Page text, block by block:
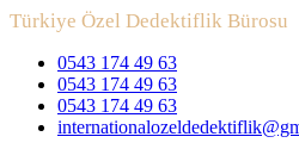
Türkiye Özel Dedektiflik Bürosu
0543 174 49 63
0543 174 49 63
0543 174 49 63